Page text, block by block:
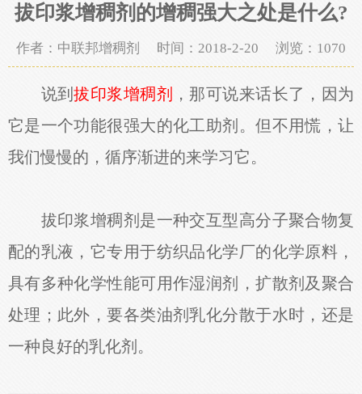
拔印浆增稠剂的增稠强大之处是什么?
作者：中联邦增稠剂 时间：2018-2-20 浏览： 1070
说到拔印浆增稠剂
，那可说来话长了，因为
它是一个功能很强大的化工助剂。但不用慌，让
我们慢慢的，循序渐进的来学习它。
拔印浆增稠剂是一种交互型高分子聚合物复
配的乳液，它专用于纺织品化学厂的化学原料，
具有多种化学性能可用作湿润剂，扩散剂及聚合
处理；此外，要各类油剂乳化分散于水时，还是
一种良好的乳化剂。